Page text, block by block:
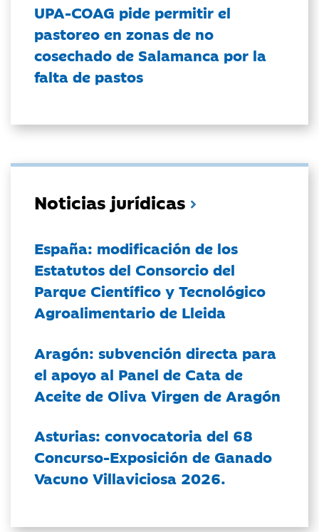
UPA-COAG pide permitir el
pastoreo en zonas de no
cosechado de Salamanca por la
falta de pastos
Noticias jurídicas
España: modificación de los
Estatutos del Consorcio del
Parque Científico y Tecnológico
Agroalimentario de Lleida
Aragón: subvención directa para
el apoyo al Panel de Cata de
Aceite de Oliva Virgen de Aragón
Asturias: convocatoria del 68
Concurso-Exposición de Ganado
Vacuno Villaviciosa 2026.